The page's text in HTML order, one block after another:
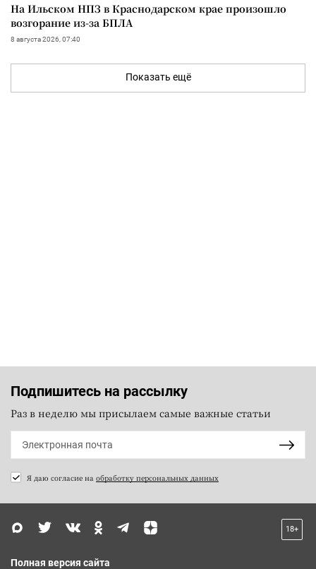
На Ильском НПЗ в Краснодарском крае произошло
возгорание из-за БПЛА
8 августа 2026, 07:40
Показать ещё
Подпишитесь на рассылку
Раз в неделю мы присылаем самые важные статьи
Я даю согласие на обработку персональных данных
18+
Полная версия сайта